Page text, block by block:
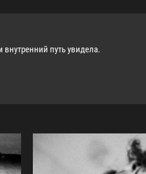
путь увидела.